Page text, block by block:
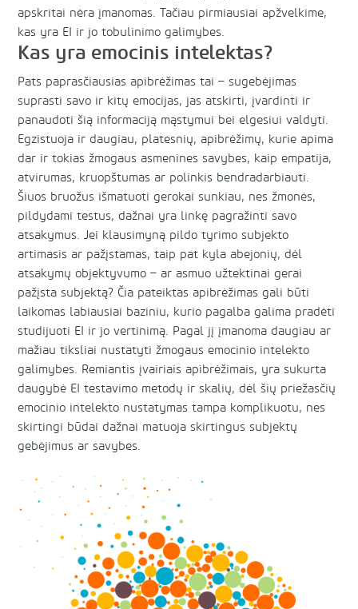
apskritai nėra įmanomas. Tačiau pirmiausiai apžvelkime,
kas yra EI ir jo tobulinimo galimybes.
Kas yra emocinis intelektas?
Pats paprasčiausias apibrėžimas tai – sugebėjimas
suprasti savo ir kitų emocijas, jas atskirti, įvardinti ir
panaudoti šią informaciją mąstymui bei elgesiui valdyti.
Egzistuoja ir daugiau, platesnių, apibrėžimų, kurie apima
dar ir tokias žmogaus asmenines savybes, kaip empatija,
atvirumas, kruopštumas ar polinkis bendradarbiauti.
Šiuos bruožus išmatuoti gerokai sunkiau, nes žmonės,
pildydami testus, dažnai yra linkę pagražinti savo
atsakymus. Jei klausimyną pildo tyrimo subjekto
artimasis ar pažįstamas, taip pat kyla abejonių, dėl
atsakymų objektyvumo – ar asmuo užtektinai gerai
pažįsta subjektą? Čia pateiktas apibrėžimas gali būti
laikomas labiausiai baziniu, kurio pagalba galima pradėti
studijuoti EI ir jo vertinimą. Pagal jį įmanoma daugiau ar
mažiau tiksliai nustatyti žmogaus emocinio intelekto
galimybes. Remiantis įvairiais apibrėžimais, yra sukurta
daugybė EI testavimo metodų ir skalių, dėl šių priežasčių
emocinio intelekto nustatymas tampa komplikuotu, nes
skirtingi būdai dažnai matuoja skirtingus subjektų
gebėjimus ar savybes.